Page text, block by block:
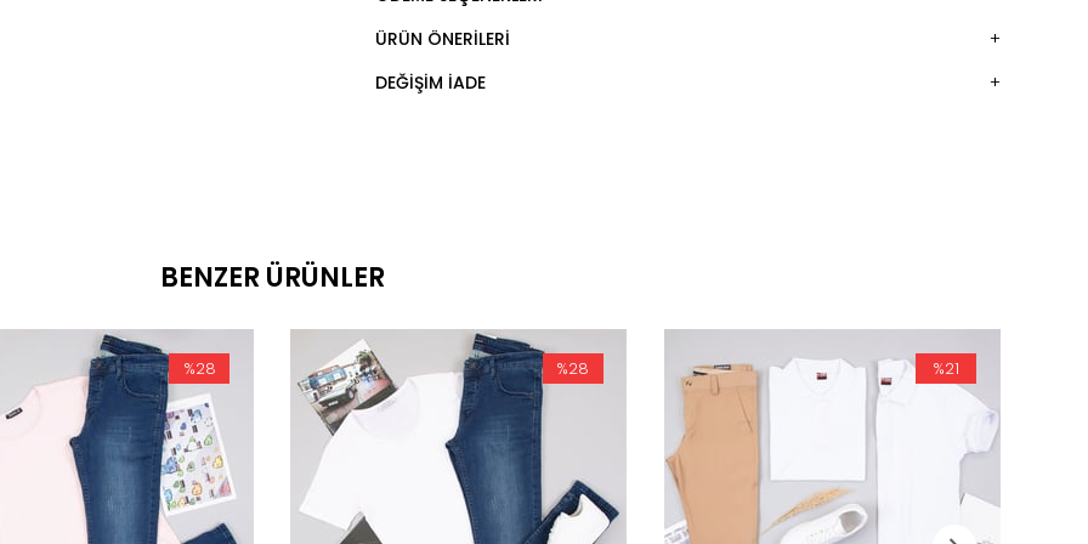
ÜRÜN ÖNERILERI
DEĞIŞIM İADE
BENZER ÜRÜNLER
%28 %28 %21